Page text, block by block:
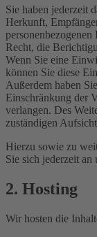
Sie haben jederzeit
Herkunft,
Recht, die
Wenn Sie eine
können Sie diese
Außerdem haben
Einschränkung der
verlangen. Des
zuständigen
Hierzu sowie zu
Sie sich jederzeit an
2. Hosting
Wir hosten die